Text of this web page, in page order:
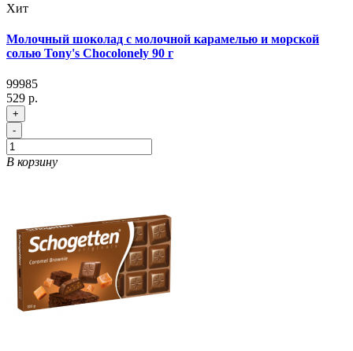
Хит
Молочный шоколад с молочной карамелью и морской
солью Tony's Chocolonely 90 г
99985
529 р.
+
-
В корзину